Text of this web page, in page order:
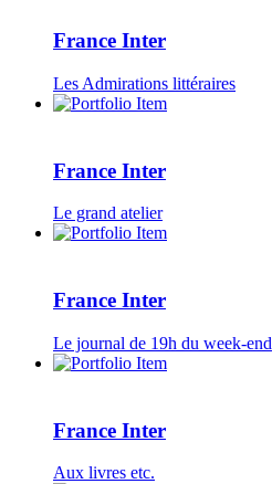
France Inter
Les Admirations littéraires
France Inter
Le grand atelier
France Inter
Le journal de 19h du week-end
France Inter
Aux livres etc.